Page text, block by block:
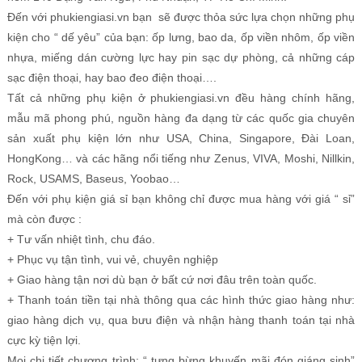
Đến với phukiengiasi.vn bạn sẽ được thỏa sức lựa chọn những phụ
kiện cho “ dế yêu” của bạn: ốp lưng, bao da, ốp viền nhôm, ốp viền
nhựa, miếng dán cường lực hay pin sạc dự phòng, cả những cáp
sạc điện thoại, hay bao đeo điện thoại….
Tất cả những phụ kiện ở phukiengiasi.vn đều hàng chính hãng,
mẫu mã phong phú, nguồn hàng đa dạng từ các quốc gia chuyên
sản xuất phụ kiện lớn như USA, China, Singapore, Đài Loan,
HongKong… và các hãng nổi tiếng như Zenus, VIVA, Moshi, Nillkin,
Rock, USAMS, Baseus, Yoobao…
Đến với phụ kiện giá sỉ bạn không chỉ được mua hàng với giá “ sỉ”
mà còn được :
+ Tư vấn nhiệt tình, chu đáo.
+ Phục vụ tận tình, vui vẻ, chuyên nghiệp
+ Giao hàng tận nơi dù bạn ở bất cứ nơi đâu trên toàn quốc.
+ Thanh toán tiền tại nhà thông qua các hình thức giao hàng như:
giao hàng dịch vụ, qua bưu điện và nhận hàng thanh toán tại nhà
cực kỳ tiện lợi.